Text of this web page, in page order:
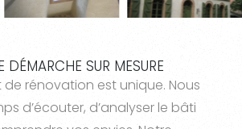
DÉMARCHE SUR MESURE
rénovation est unique. Nous
d’écouter, d’analyser le bâti